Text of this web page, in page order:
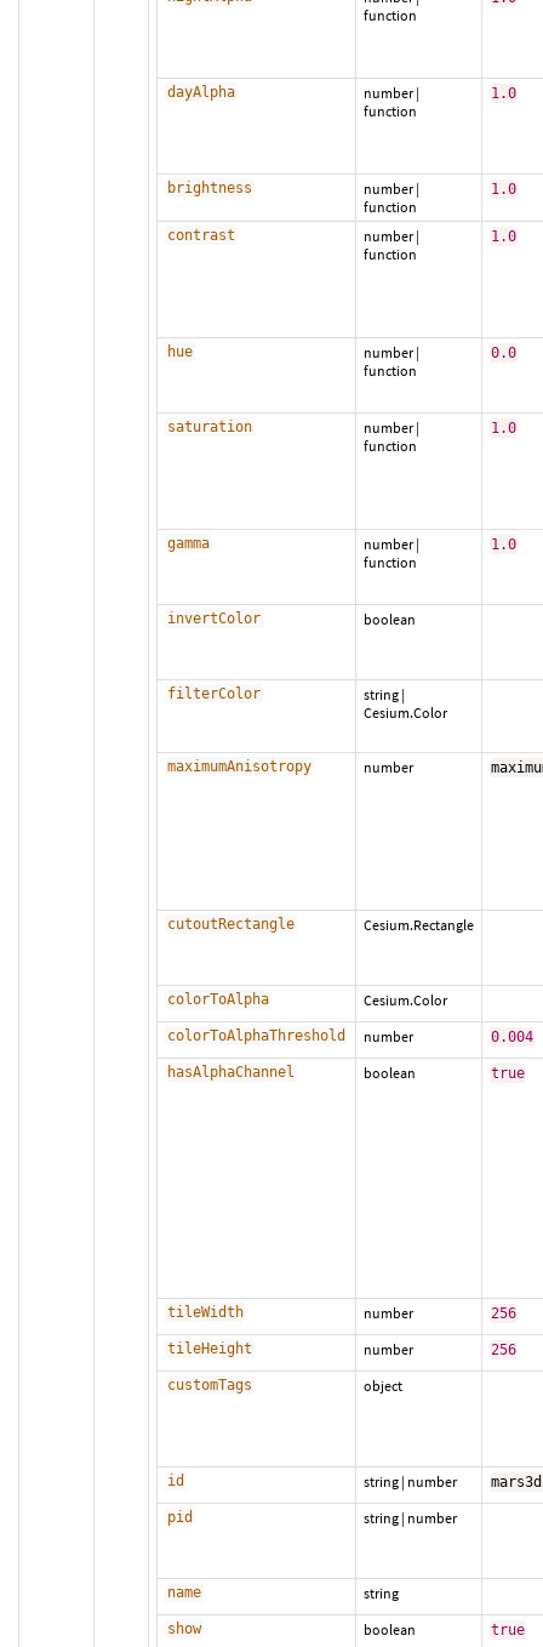
function
dayAlpha number|
function
1.0
brightness number|
function
1.0
contrast number|
function
1.0
hue number|
function
0.0
saturation number|
function
1.0
gamma number|
function
1.0
invertColor boolean
filterColor string |
Cesium.Color
maximumAnisotropy number
cutoutRectangle Cesium.Rectangle
colorToAlpha Cesium.Color
colorToAlphaThreshold number 0.004
hasAlphaChannel boolean true
tileWidth number 256
tileHeight number 256
customTags object
id string | number mars3d
pid string | number
name string
show boolean true